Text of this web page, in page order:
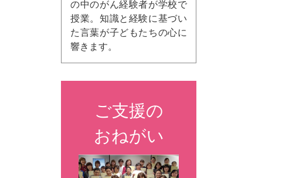
の中のがん経験者が学校で
授業。知識と経験に基づい
た言葉が子どもたちの心に
響きます。
ご支援の
おねがい